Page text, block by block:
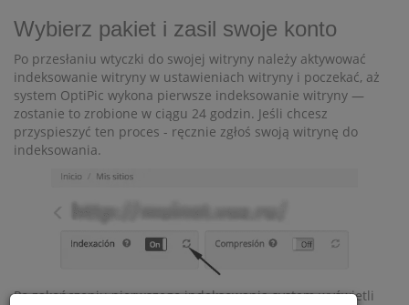
Wybierz pakiet i zasil swoje konto
Po przesłaniu wtyczki do swojej witryny należy aktywować
indeksowanie witryny w ustawieniach witryny i poczekać, aż
system OptiPic wykona pierwsze indeksowanie witryny —
zostanie to zrobione w ciągu 24 godzin. Jeśli chcesz
przyspieszyć ten proces - ręcznie zgłoś swoją witrynę do
indeksowania.
Po zakończeniu pierwszego indeksowania system wyświetli